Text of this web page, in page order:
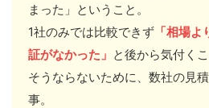
まった」ということ。
1社のみでは比較できず 「相場
証がなかった」 と後から気付く
そうならないために、数社の見
事。